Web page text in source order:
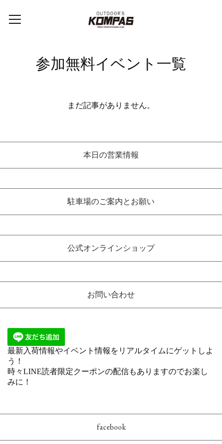
参加無料イベント一覧
まだ記事がありません。
本日の営業情報
駐車場のご案内とお願い
公式オンラインショップ
お問い合わせ
facebook